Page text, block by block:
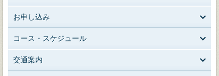
お申し込み
コース・スケジュール
交通案内